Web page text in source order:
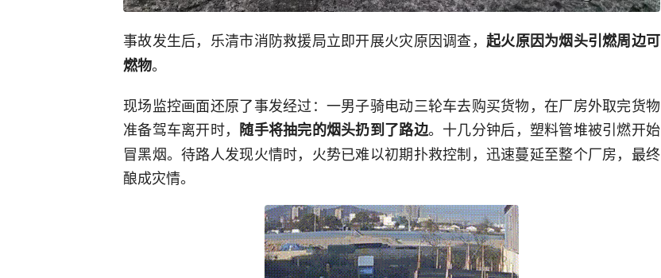
事故发生后，乐清市消防救援局立即开展火灾原因调查， 起火原因为烟头引燃周边可
燃物。
现场监控画面还原了事发经过：一男子骑电动三轮车去购买货物，在厂房外取完货物
准备驾车离开时， 随手将抽完的烟头扔到了路边。十几分钟后，塑料管堆被引燃开始
冒黑烟。待路人发现火情时，火势已难以初期扑救控制，迅速蔓延至整个厂房，最终
酿成灾情。